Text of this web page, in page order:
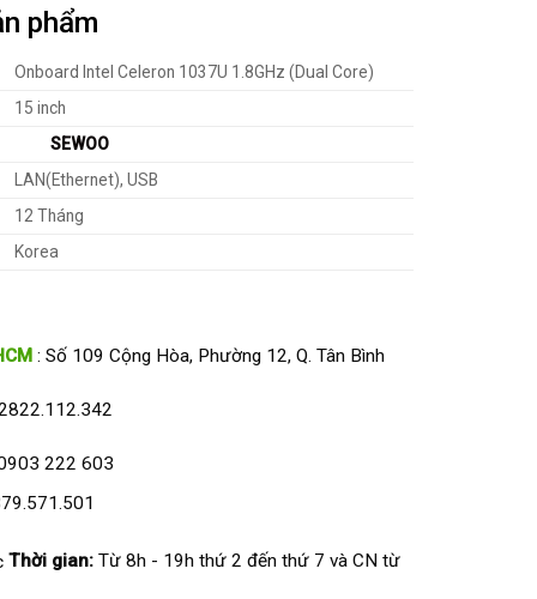
phẩm
Onboard Intel Celeron 1037U 1.8GHz (Dual Core)
15 inch
SEWOO
LAN(Ethernet), USB
12 Tháng
Korea
: Số 109 Cộng Hòa, Phường 12, Q. Tân Bình
222 603
Thời gian:Từ 8h - 19h thứ 2 đến thứ 7 và CN từ